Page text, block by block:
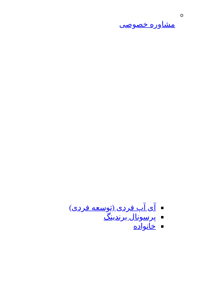
مشاوره خصوصی
آی آپ فردی (توسعه فردی)
پرسونال برندینگ
خانواده